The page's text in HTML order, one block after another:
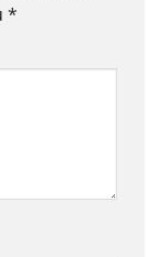
*